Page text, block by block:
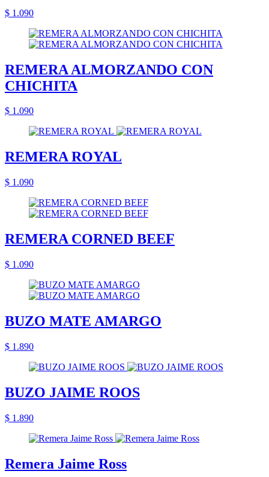
$ 1.090
REMERA ALMORZANDO CON
CHICHITA
$ 1.090
REMERA ROYAL
$ 1.090
REMERA CORNED BEEF
$ 1.090
BUZO MATE AMARGO
$ 1.890
BUZO JAIME ROOS
$ 1.890
Remera Jaime Ross